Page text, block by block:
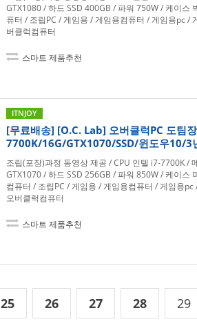
GTX1080 / 하드 SSD 400GB / 파워 750W / 케이스
퓨터 / 조립PC / 게임용 / 게임용컴퓨터 / 게임용pc /
버클럭컴퓨터
스마트 제품추천
ITNJOY
[무료배송] [O.C. Lab] 오버클럭PC 도팀
7700K/16G/GTX1070/SSD/윈도우10/3
조립(포장)과정 동영상 제공 / CPU 인텔 i7-7700K /
GTX1070 / 하드 SSD 256GB / 파워 850W / 케이스
컴퓨터 / 조립PC / 게임용 / 게임용컴퓨터 / 게임용
오버클럭컴퓨터
스마트 제품추천
25 26 27 28 29